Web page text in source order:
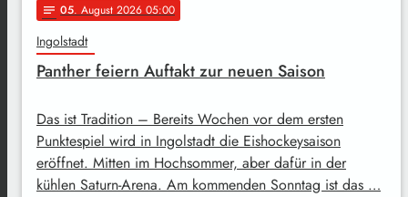
notes 05. August 2026 05:00
Ingolstadt
Panther feiern Auftakt zur neuen Saison
Das ist Tradition – Bereits Wochen vor dem ersten
Punktespiel wird in Ingolstadt die Eishockeysaison
eröffnet. Mitten im Hochsommer, aber dafür in der
kühlen Saturn-Arena. Am kommenden Sonntag ist das …